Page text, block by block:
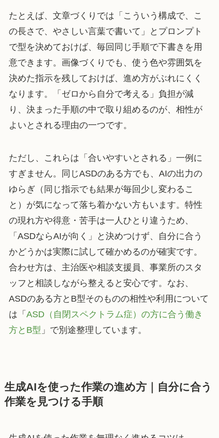
たとえば、文章づくりでは「こういう構成で、こ
の長さで、やさしい言葉で書いて」とプロンプト
で型を決めておけば、毎回同じ手順で下書きを用
意できます。画像づくりでも、使う色や雰囲気を
決めた指示を残しておけば、進め方がぶれにくく
なります。「ゼロから自分で考える」負担が減
り、決まった手順の中で取り組めるのが、相性が
よいとされる理由の一つです。
ただし、これらは「合いやすいとされる」一例に
すぎません。同じASDのある方でも、AIの出力の
ゆらぎ（同じ指示でも結果が毎回少し変わるこ
と）が気になって落ち着かない方もいます。特性
の現れ方や得意・苦手は一人ひとり違うため、
「ASDならAIが向く」と決めつけず、自分に合う
かどうかは実際に試して確かめるのが確実です。
合わせ方は、主治医や相談支援員、事業所のスタ
ッフと相談しながら整えると安心です。なお、
ASDのある方とB型そのものの相性や利用について
は「 ASD（自閉スペクトラム症）の方に合う働き
方とB型 」で別途整理しています。
生成AIを使った作業の進め方｜自分に合う
作業を見つける手順